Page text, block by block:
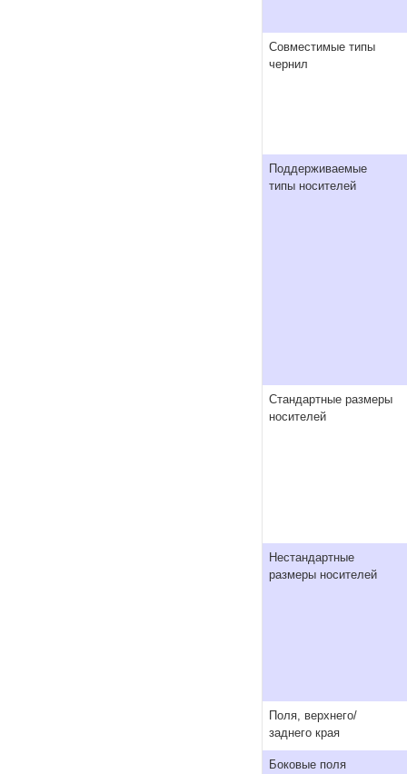
Совместимые типы
чернил
Поддерживаемые
типы носителей
Стандартные размеры
носителей
Нестандартные
размеры носителей
Поля, верхнего/
заднего края
Боковые поля